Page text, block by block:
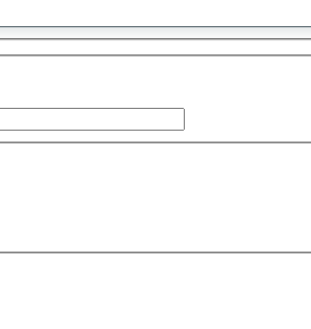
предложение
найдено